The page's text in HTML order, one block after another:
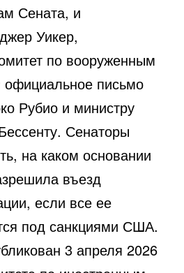
Сената, и
Уикер,
по вооруженным
письмо
Рубио и министру
Сенаторы
на каком основании
въезд
если все ее
под санкциями США.
3 апреля 2026